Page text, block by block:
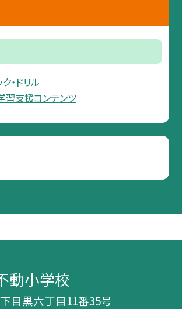
・ドリル
支援コンテンツ
動小学校
目黒六丁目11番35号